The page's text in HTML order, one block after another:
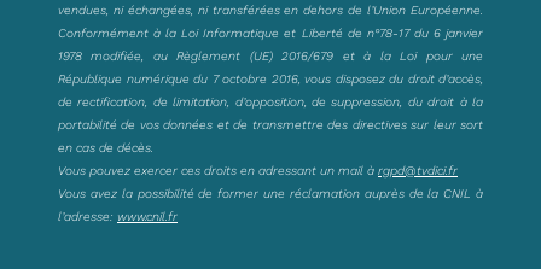
vendues, ni échangées, ni transférées en dehors de l’Union Européenne.
Conformément à la Loi Informatique et Liberté de n°78-17 du 6 janvier
1978 modifiée, au Règlement (UE) 2016/679 et à la Loi pour une
République numérique du 7 octobre 2016, vous disposez du droit d’accès,
de rectification, de limitation, d’opposition, de suppression, du droit à la
portabilité de vos données et de transmettre des directives sur leur sort
en cas de décès.
Vous pouvez exercer ces droits en adressant un mail à rgpd@tvdici.fr
Vous avez la possibilité de former une réclamation auprès de la CNIL à
l’adresse: www.cnil.fr